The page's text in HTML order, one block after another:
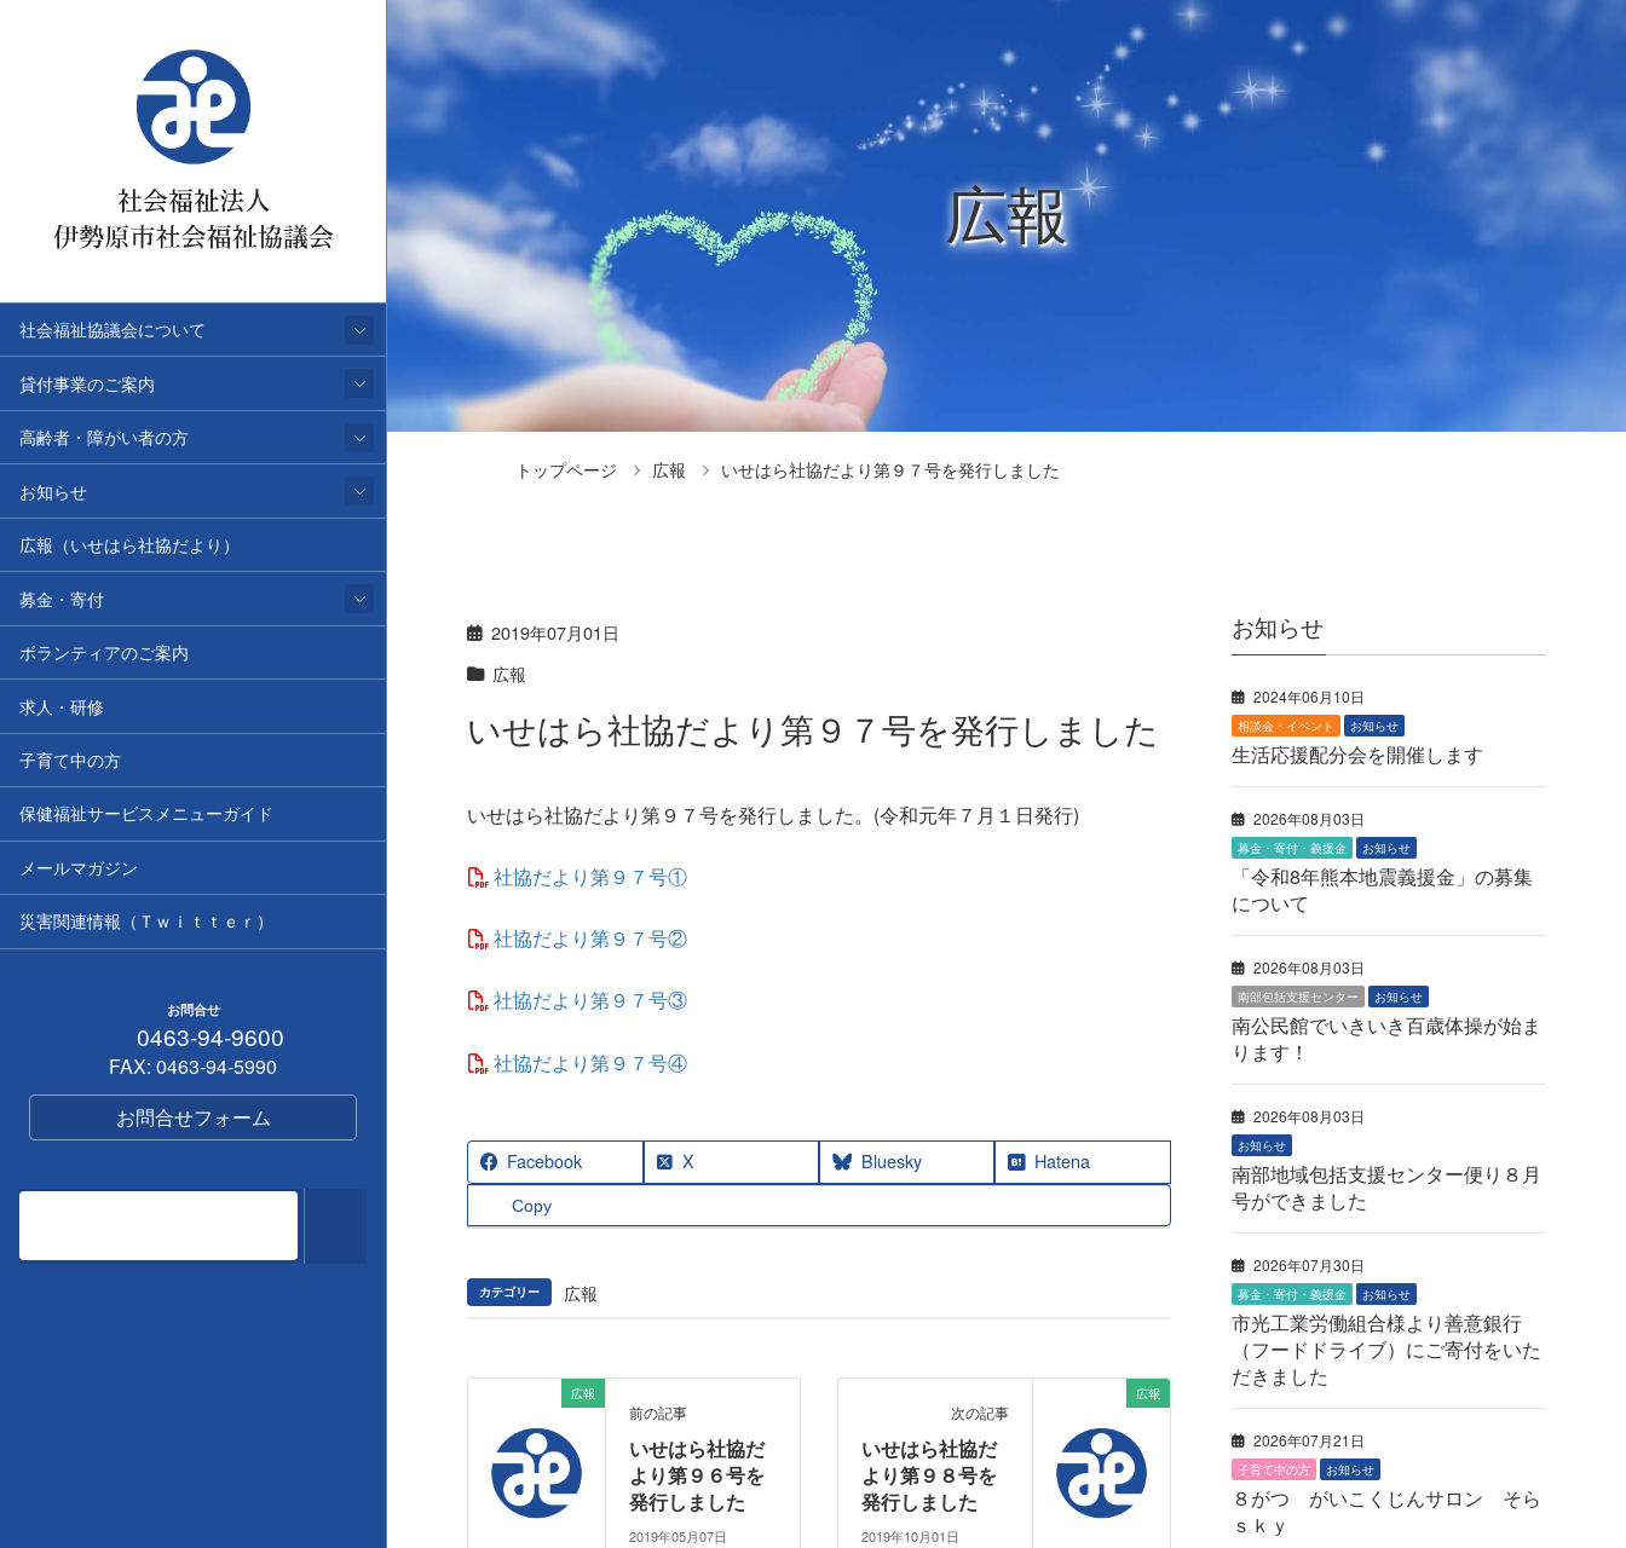
社会福祉協議会について
貸付事業のご案内
高齢者・障がい者の方
お知らせ
広報（いせはら社協だより）
募金・寄付
ボランティアのご案内
求人・研修
子育て中の方
保健福祉サービスメニューガイド
メールマガジン
災害関連情報（Ｔｗｉｔｔｅｒ）
お問合せ
0463-94-9600
FAX: 0463-94-5990
お問合せフォーム
広報
トップページ 広報 いせはら社協だより第９７号を発行しました
2019年07月01日
広報
いせはら社協だより第９７号を発行しました
いせはら社協だより第９７号を発行しました。(令和元年７月１日発行)
社協だより第９７号①
社協だより第９７号②
社協だより第９７号③
社協だより第９７号④
Facebook X Bluesky Hatena
Copy
カテゴリー 広報
広報
前の記事
いせはら社協だ
より第９６号を
発行しました
2019年05月07日
広報
次の記事
いせはら社協だ
より第９８号を
発行しました
2019年10月01日
お知らせ
2024年06月10日
相談会・イベント お知らせ
生活応援配分会を開催します
2026年08月03日
募金・寄付・義援金 お知らせ
「令和8年熊本地震義援金」の募集
について
2026年08月03日
南部包括支援センター お知らせ
南公民館でいきいき百歳体操が始ま
ります！
2026年08月03日
お知らせ
南部地域包括支援センター便り８月
号ができました
2026年07月30日
募金・寄付・義援金 お知らせ
市光工業労働組合様より善意銀行
（フードドライブ）にご寄付をいた
だきました
2026年07月21日
子育て中の方 お知らせ
８がつ がいこくじんサロン そら
ｓｋｙ